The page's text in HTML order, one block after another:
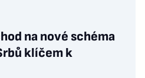
na nové schéma
klíčem k